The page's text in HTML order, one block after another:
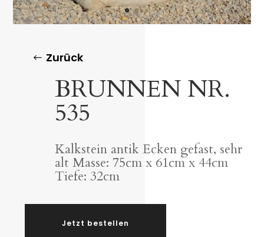
Zurück
BRUNNEN NR.
535
Kalkstein antik Ecken gefast, sehr
alt Masse: 75cm x 61cm x 44cm
Tiefe: 32cm
Jetzt bestellen